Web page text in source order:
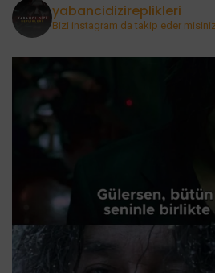
yabancidizireplikleri
Bizi instagram da takip eder